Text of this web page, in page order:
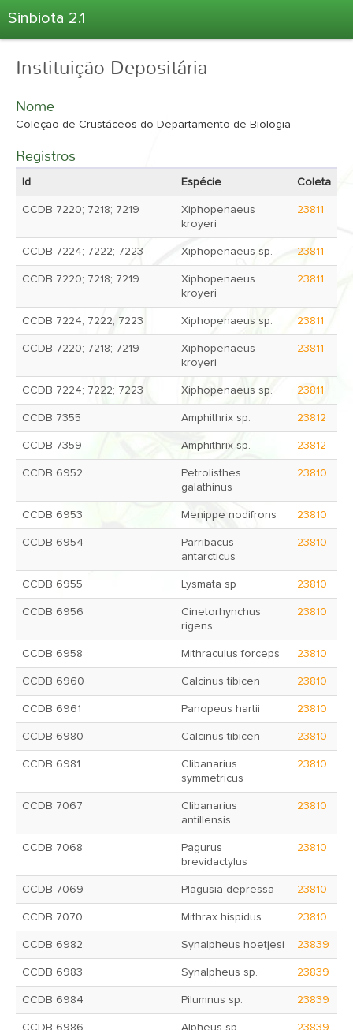
Sinbiota 2.1
Informações Ambientais
Projetos
Unidades Depositárias
Atlas 2.1
Sobre o Sinbiota
Login
Instituição Depositária
Nome
Coleção de Crustáceos do Departamento de Biologia
Registros
Id Espécie Coleta
CCDB 7220; 7218; 7219
Xiphopenaeus
kroyeri
23811
CCDB 7224; 7222; 7223 Xiphopenaeus sp. 23811
CCDB 7220; 7218; 7219
Xiphopenaeus
kroyeri
23811
CCDB 7224; 7222; 7223 Xiphopenaeus sp. 23811
CCDB 7220; 7218; 7219
Xiphopenaeus
kroyeri
23811
CCDB 7224; 7222; 7223 Xiphopenaeus sp. 23811
CCDB 7355 Amphithrix sp. 23812
CCDB 7359 Amphithrix sp. 23812
CCDB 6952
Petrolisthes
galathinus
23810
CCDB 6953 Menippe nodifrons 23810
CCDB 6954
Parribacus
antarcticus
23810
CCDB 6955 Lysmata sp 23810
CCDB 6956
Cinetorhynchus
rigens
23810
CCDB 6958 Mithraculus forceps 23810
CCDB 6960 Calcinus tibicen 23810
CCDB 6961 Panopeus hartii 23810
CCDB 6980 Calcinus tibicen 23810
CCDB 6981
Clibanarius
symmetricus
23810
CCDB 7067
Clibanarius
antillensis
23810
CCDB 7068
Pagurus
brevidactylus
23810
CCDB 7069 Plagusia depressa 23810
CCDB 7070 Mithrax hispidus 23810
CCDB 6982 Synalpheus hoetjesi 23839
CCDB 6983 Synalpheus sp. 23839
CCDB 6984 Pilumnus sp. 23839
CCDB 6986 Alpheus sp. 23839